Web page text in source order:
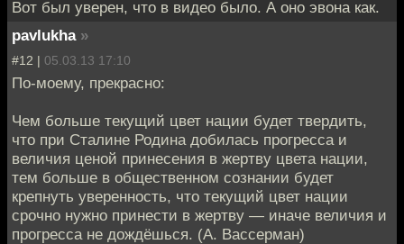
Вот был уверен, что в видео было. А оно эвона как.
pavlukha »
#12 | 05.03.13 17:10
По-моему, прекрасно:
Чем больше текущий цвет нации будет твердить,
что при Сталине Родина добилась прогресса и
величия ценой принесения в жертву цвета нации,
тем больше в общественном сознании будет
крепнуть уверенность, что текущий цвет нации
срочно нужно принести в жертву — иначе величия и
прогресса не дождёшься. (А. Вассерман)